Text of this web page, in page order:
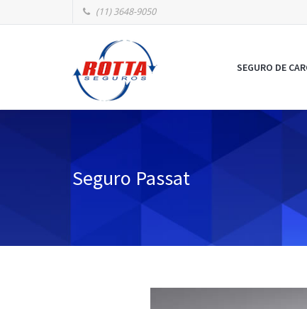
(11) 3648-9050
SEGURO DE
Seguro Passat